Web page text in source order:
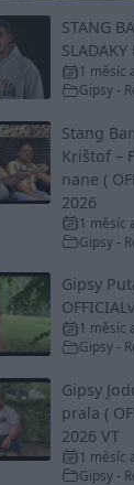
STANG
1 měsíc
Gipsy -
Stang
Krištof –
nane (
2026
1 měsíc
Gipsy -
Gipsy
1 měsíc
Gipsy -
Gipsy
prala (
2026 VT
1 měsíc
Gipsy -